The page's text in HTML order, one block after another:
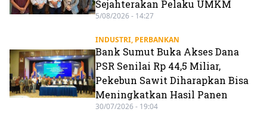
Sejahterakan Pelaku UMKM
5/08/2026 - 14:27
INDUSTRI, PERBANKAN
Bank Sumut Buka Akses Dana
PSR Senilai Rp 44,5 Miliar,
Pekebun Sawit Diharapkan Bisa
Meningkatkan Hasil Panen
30/07/2026 - 19:04